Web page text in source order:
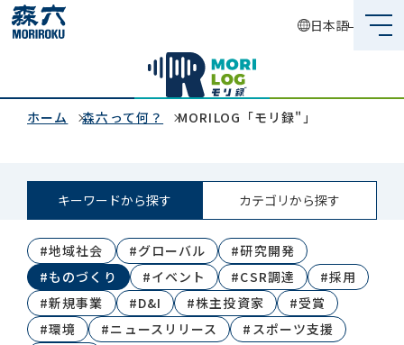
日本語
企業情報
サステナビリティ
投資家情報
採用情報
ホーム 森六って何？ MORILOG「モリ録"」
キーワードから探す カテゴリから探す
#地域社会 #グローバル
#研究開発
#ものづくり
#イベント #CSR調達
#採用
#新規事業
#D&I #株主投資家
#受賞
#環境
#ニュースリリース
#スポーツ支援